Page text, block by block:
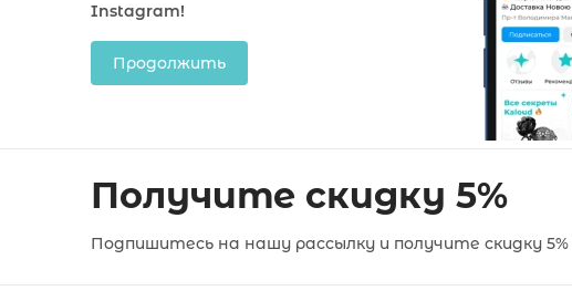
Instagram!
Продолжить
Получите скидку 5%
Подпишитесь на нашу рассылку и получите скидку